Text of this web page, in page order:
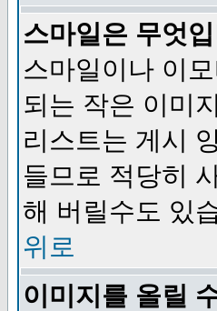
스마일은 무엇
스마일이나 이
되는 작은 이미
리스트는 게시
들므로 적당히
해 버릴수도 있
위로
이미지를 올릴